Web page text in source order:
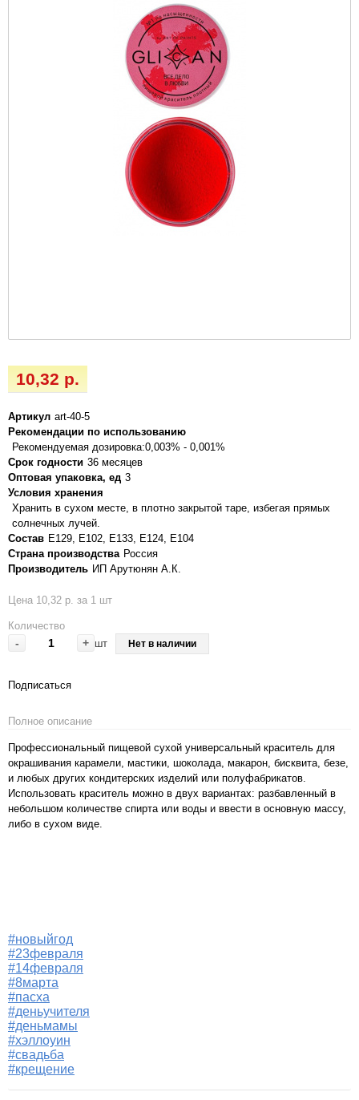
10,32 р.
Артикул art-40-5
Рекомендации по использованию
Рекомендуемая дозировка:0,003% - 0,001%
Срок годности 36 месяцев
Оптовая упаковка, ед 3
Условия хранения
Хранить в сухом месте, в плотно закрытой таре, избегая прямых
солнечных лучей.
Состав E129, Е102, Е133, Е124, Е104
Страна производства Россия
Производитель ИП Арутюнян А.К.
Цена 10,32 р. за 1 шт
Количество
- + шт Нет в наличии
Подписаться
Полное описание
Профессиональный пищевой сухой универсальный краситель для
окрашивания карамели, мастики, шоколада, макарон, бисквита, безе,
и любых других кондитерских изделий или полуфабрикатов.
Использовать краситель можно в двух вариантах: разбавленный в
небольшом количестве спирта или воды и ввести в основную массу,
либо в сухом виде.
#новыйгод
#23февраля
#14февраля
#8марта
#пасха
#деньучителя
#деньмамы
#хэллоуин
#свадьба
#крещение